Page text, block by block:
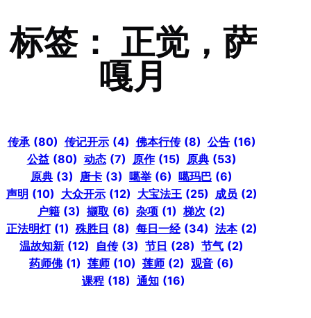
标签： 正觉，萨
嘎月
传承 (80) 传记开示 (4) 佛本行传 (8) 公告 (16)
公益 (80) 动态 (7) 原作 (15) 原典 (53)
原典 (3) 唐卡 (3) 噶举 (6) 噶玛巴 (6)
声明 (10) 大众开示 (12) 大宝法王 (25) 成员 (2)
户籍 (3) 撷取 (6) 杂项 (1) 梯次 (2)
正法明灯 (1) 殊胜日 (8) 每日一经 (34) 法本 (2)
温故知新 (12) 自传 (3) 节日 (28) 节气 (2)
药师佛 (1) 莲师 (10) 莲师 (2) 观音 (6)
课程 (18) 通知 (16)